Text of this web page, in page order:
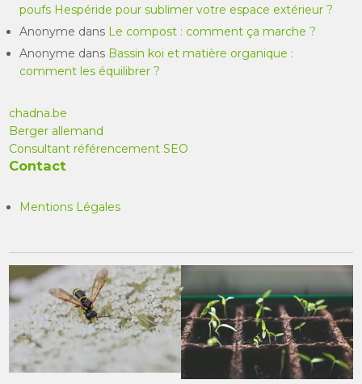
poufs Hespéride pour sublimer votre espace extérieur ?
Anonyme dans Le compost : comment ça marche ?
Anonyme dans Bassin koi et matière organique :
comment les équilibrer ?
chadna.be
Berger allemand
Consultant référencement SEO
Contact
Mentions Légales